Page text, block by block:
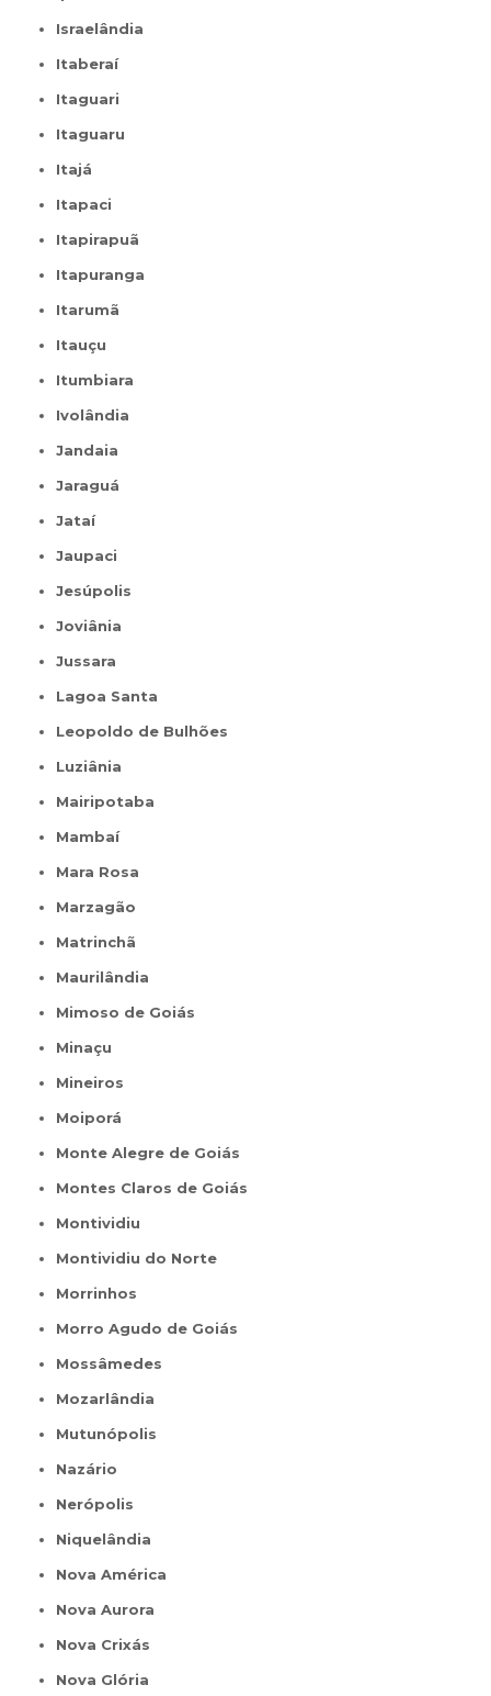
Israelândia
Itaberaí
Itaguari
Itaguaru
Itajá
Itapaci
Itapirapuã
Itapuranga
Itarumã
Itauçu
Itumbiara
Ivolândia
Jandaia
Jaraguá
Jataí
Jaupaci
Jesúpolis
Joviânia
Jussara
Lagoa Santa
Leopoldo de Bulhões
Luziânia
Mairipotaba
Mambaí
Mara Rosa
Marzagão
Matrinchã
Maurilândia
Mimoso de Goiás
Minaçu
Mineiros
Moiporá
Monte Alegre de Goiás
Montes Claros de Goiás
Montividiu
Montividiu do Norte
Morrinhos
Morro Agudo de Goiás
Mossâmedes
Mozarlândia
Mutunópolis
Nazário
Nerópolis
Niquelândia
Nova América
Nova Aurora
Nova Crixás
Nova Glória